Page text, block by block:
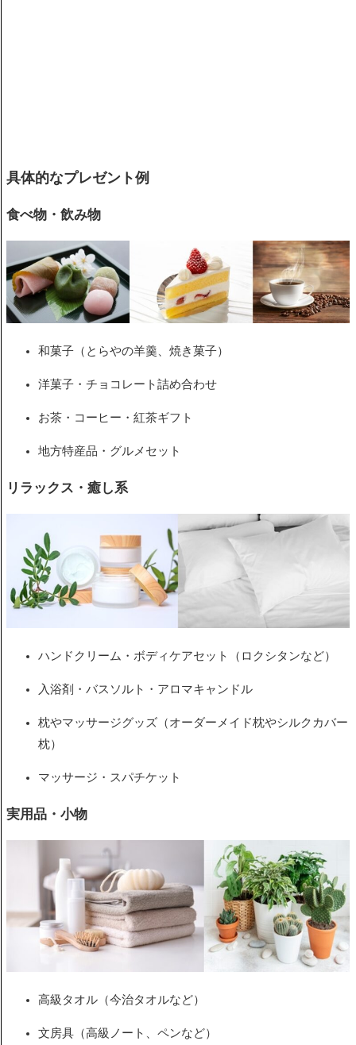
具体的なプレゼント例
食べ物・飲み物
和菓子（とらやの羊羹、焼き菓子）
洋菓子・チョコレート詰め合わせ
お茶・コーヒー・紅茶ギフト
地方特産品・グルメセット
リラックス・癒し系
ハンドクリーム・ボディケアセット（ロクシタンなど）
入浴剤・バスソルト・アロマキャンドル
枕やマッサージグッズ（オーダーメイド枕やシルクカバー
枕）
マッサージ・スパチケット
実用品・小物
高級タオル（今治タオルなど）
文房具（高級ノート、ペンなど）